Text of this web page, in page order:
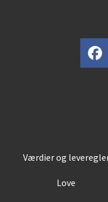
Værdier og
Love